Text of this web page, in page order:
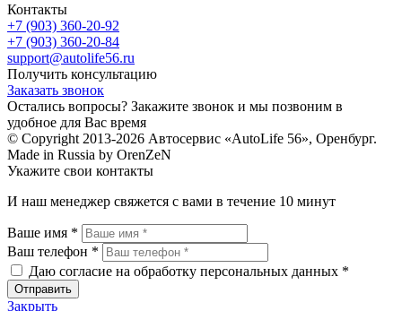
Контакты
+7 (903) 360-20-92
+7 (903) 360-20-84
support@autolife56.ru
Получить консультацию
Заказать звонок
Остались вопросы? Закажите звонок и мы позвоним в
удобное для Вас время
© Copyright 2013-2026 Автосервис «AutoLife 56», Оренбург.
Made in Russia by OrenZeN
Укажите свои контакты
И наш менеджер свяжется с вами в течение 10 минут
Ваше имя *
Ваш телефон *
Даю согласие на обработку персональных данных *
Закрыть